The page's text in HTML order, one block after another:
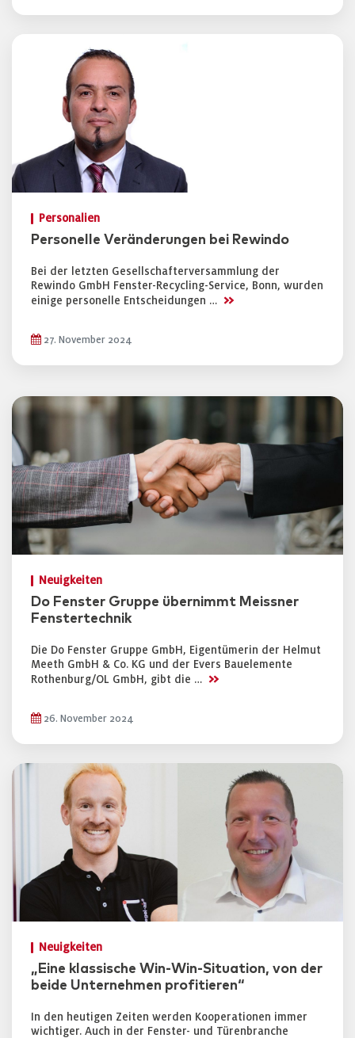
Personalien
Personelle Veränderungen bei Rewindo
Bei der letzten Gesellschafterversammlung der
Rewindo GmbH Fenster-Recycling-Service, Bonn, wurden
einige personelle Entscheidungen … >>
27. November 2024
Neuigkeiten
Do Fenster Gruppe übernimmt Meissner
Fenstertechnik
Die Do Fenster Gruppe GmbH, Eigentümerin der Helmut
Meeth GmbH & Co. KG und der Evers Bauelemente
Rothenburg/OL GmbH, gibt die … >>
26. November 2024
Neuigkeiten
„Eine klassische Win-Win-Situation, von der
beide Unternehmen profitieren“
In den heutigen Zeiten werden Kooperationen immer
wichtiger. Auch in der Fenster- und Türenbranche